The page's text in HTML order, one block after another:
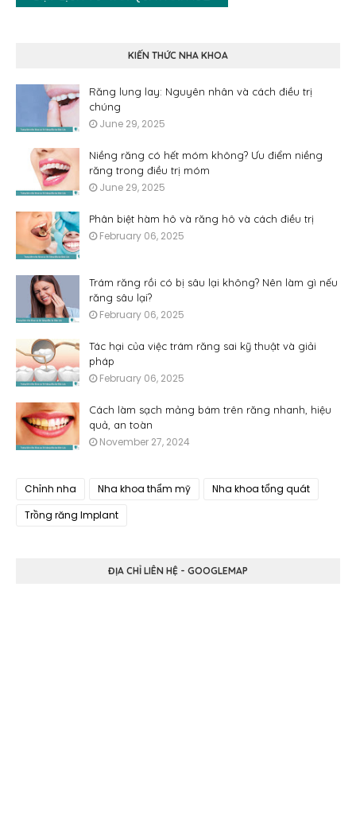
KIẾN THỨC NHA KHOA
Răng lung lay: Nguyên nhân và cách điều trị
chúng
June 29, 2025
Niềng răng có hết móm không? Ưu điểm niềng
răng trong điều trị móm
June 29, 2025
Phân biệt hàm hô và răng hô và cách điều trị
February 06, 2025
Trám răng rồi có bị sâu lại không? Nên làm gì nếu
răng sâu lại?
February 06, 2025
Tác hại của việc trám răng sai kỹ thuật và giải
pháp
February 06, 2025
Cách làm sạch mảng bám trên răng nhanh, hiệu
quả, an toàn
November 27, 2024
Chỉnh nha Nha khoa thẩm mỹ
Nha khoa tổng quát
Trồng răng Implant
ĐỊA CHỈ LIÊN HỆ - GOOGLEMAP